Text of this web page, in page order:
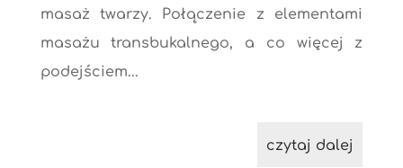
masaż twarzy. Połączenie z elementami
masażu transbukalnego, a co więcej z
podejściem...
czytaj dalej